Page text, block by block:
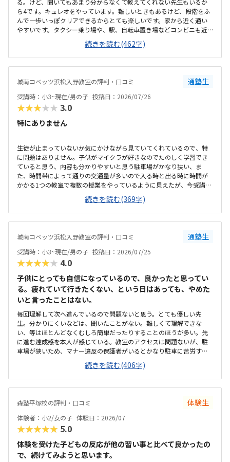
る。けど、聞いてもあまり分からなくて教えてくれない先生もいるか
ら4です。キュレオをやっています。難しいときもあるけど、段階をふ
んで一歩いっぽクリアできるからとても楽しいです。家から近く通い
やすいです。タクシー乗り場や、駅、自転車置き場などコンビニも近
くにあるのでとても便利です。部屋はスッキリしていてきれいで勉強
しやすいです。前に仕切りもあるから集中できる。温度も聞いて調整
してくれるから、過ごしやすいです。教えてもらう時とそうでない時
がある様子なので、あまり教えてもらわない場合には料金的には高い
え合ったりしながらマイペースに学習できるので、喜んで通っていま
す。トイレが教室から見えない離れた場所にあり、クラゼミやビル関
係以外の方も(屋外からも自由に入れる)使えるので、ひとりでトイレに
行かせるのがかなり心配です。学校と違って急かされることなくじっ
くり考えながら学習できるのが嬉しいと言っています。
続きを読む(462字)
城南コベッツ浜松入野教室の評判・口コミ 通塾生
受講時：小3~現在/男の子 投稿日：2026/07/26
★★★★★ 3.0
特にありません
生徒が止まっていないか気にかけながら見ていてくれているので、特
に問題はありません。子供がマイクラが好きなのでたのしく学習でき
ていると思う、内容も分かりやすいと思う駐車場がかなり狭い、ま
た、時間帯によって通りの交通量が多いので入る時と出る時に時間が
かかる1つの教室で複数の授業をやっているように見えたが、今受講し
ているものは他のクラスとかぶっていないので気にはしていないこの
くらいの金額はかかるものだと思う、特に不満はないです。回数も週
一回で特に不満は無いです。静かな雰囲気で学習できるのはよい、先
生も生徒がつまづいていないか気にかけながらされているので問題な
中できないなどの心配がある程度です特にありません
続きを読む(369字)
城南コベッツ浜松入野教室の評判・口コミ 通塾生
受講時：小3~現在/男の子 投稿日：2026/07/25
★★★★★ 4.0
子供にとっても自信になっているので、良かったと思ってい
る。疲れていて行きたくない、という日はあっても、やめた
いと言ったことはない。
毎回理解して次へ進んでいるので問題ないと思う。とても優しい先
生。分かりにくいなどは、聞いたことがない。難しくて理解できな
い、等はほとんどなくむしろ簡単だったりすることのほうが多い。先
に進む達成感を本人が感じている。教室のアクセスは問題ないが、駐
車場が狭いため、マナー違反の保護者がいるとかなり駐車に苦労す
る。教室側でも対応に苦慮している。教室というより、保護者のマナ
ー問題。個人塾として問題ない。置いているおやつが駄菓子とかでな
く、良いオヤツのため、子どもたちはいつも嬉しそう。こういった些
細なことも、テンションを維持できる一つになる。プログラミングに
他とあまり比較していないため分からない。塾長がベテランでいらっ
しゃるので、保護者にとってもためになる話をしてくださる。非常に
頼りになり、細かく要望も対応してくれているので助かる。特に思い
当たらない。
続きを読む(406字)
森塾平塚校の評判・口コミ 体験生
体験者：小2/女の子 体験日：2026/07
★★★★★ 5.0
体験を受けた子どもの反応が他の習い事と比べて良かったの
で、続けてみようと思います。